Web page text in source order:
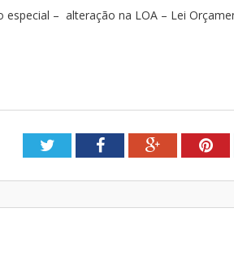
– alteração na LOA – Lei
TwitterFacebookGoogle+